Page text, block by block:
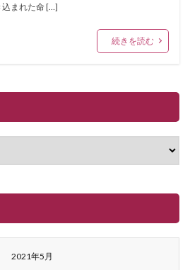
込まれた命 […]
続きを読む
2021年5月